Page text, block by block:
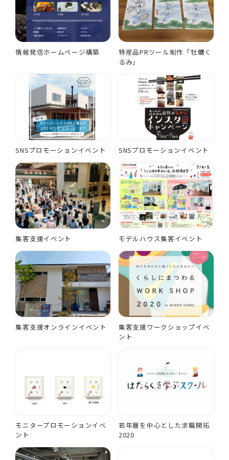
情報発信ホームページ構築
特産品PRツール制作「牡蠣く
るみ」
SNSプロモーションイベント SNSプロモーションイベント
集客支援イベント モデルハウス集客イベント
集客支援オンラインイベント
集客支援ワークショップイベ
ント
モニタープロモーションイベ
ント
若年層を中心とした求職開拓
2020